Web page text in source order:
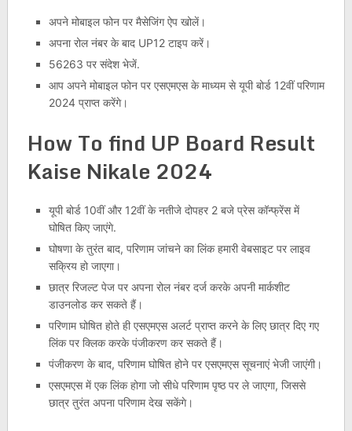
अपने मोबाइल फोन पर मैसेजिंग ऐप खोलें।
अपना रोल नंबर के बाद UP12 टाइप करें।
56263 पर संदेश भेजें.
आप अपने मोबाइल फोन पर एसएमएस के माध्यम से यूपी बोर्ड 12वीं परिणाम
2024 प्राप्त करेंगे।
How To find UP Board Result
Kaise Nikale 2024
यूपी बोर्ड 10वीं और 12वीं के नतीजे दोपहर 2 बजे प्रेस कॉन्फ्रेंस में
घोषित किए जाएंगे.
घोषणा के तुरंत बाद, परिणाम जांचने का लिंक हमारी वेबसाइट पर लाइव
सक्रिय हो जाएगा।
छात्र रिजल्ट पेज पर अपना रोल नंबर दर्ज करके अपनी मार्कशीट
डाउनलोड कर सकते हैं।
परिणाम घोषित होते ही एसएमएस अलर्ट प्राप्त करने के लिए छात्र दिए गए
लिंक पर क्लिक करके पंजीकरण कर सकते हैं।
पंजीकरण के बाद, परिणाम घोषित होने पर एसएमएस सूचनाएं भेजी जाएंगी।
एसएमएस में एक लिंक होगा जो सीधे परिणाम पृष्ठ पर ले जाएगा, जिससे
छात्र तुरंत अपना परिणाम देख सकेंगे।